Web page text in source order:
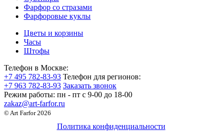
Фарфор со стразами
Фарфоровые куклы
Цветы и корзины
Часы
Штофы
Телефон в Москве:
+7 495 782-83-93 Телефон для регионов:
+7 963 782-83-93 Заказать звонок
Режим работы: пн - пт c 9-00 до 18-00
zakaz@art-farfor.ru
© Art Farfor 2026
Политика конфиденциальности